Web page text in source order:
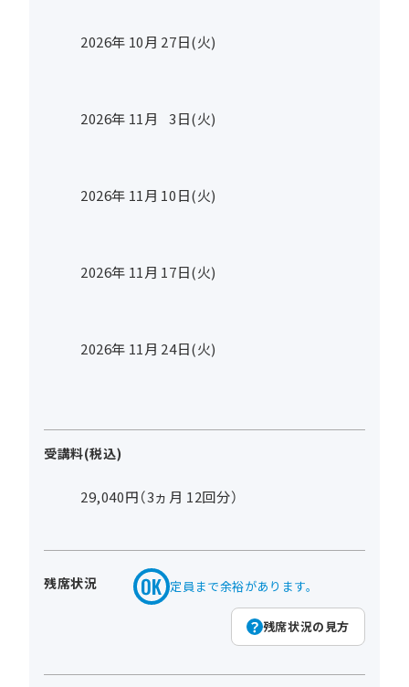
2026年 10月 27日(火)
2026年 11月 3日(火)
2026年 11月 10日(火)
2026年 11月 17日(火)
2026年 11月 24日(火)
受講料(税込)
29,040円（3ヵ月 12回分）
残席状況 定員まで余裕があります。
残席状況の見方